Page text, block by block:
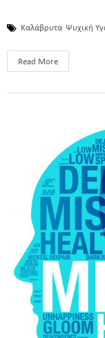
Καλάβρυτα Ψυχική
Read More